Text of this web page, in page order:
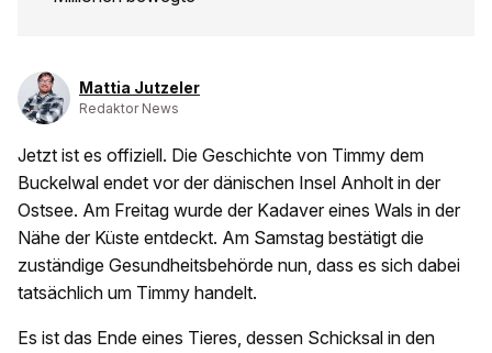
Mattia Jutzeler
Redaktor News
Jetzt ist es offiziell. Die Geschichte von Timmy dem
Buckelwal endet vor der dänischen Insel Anholt in der
Ostsee. Am Freitag wurde der Kadaver eines Wals in der
Nähe der Küste entdeckt. Am Samstag bestätigt die
zuständige Gesundheitsbehörde nun, dass es sich dabei
tatsächlich um Timmy handelt.
Es ist das Ende eines Tieres, dessen Schicksal in den